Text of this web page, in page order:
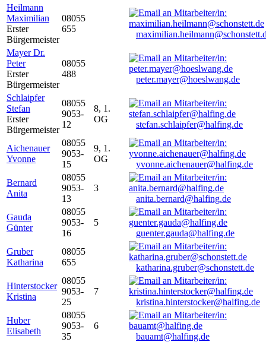
Heilmann
Maximilian
Erster
Bürgermeister
08055
655
Mayer Dr.
Peter
Erster
Bürgermeister
08055
488
peter.mayer@hoeslwang.de
Schlaipfer
Stefan
Erster
Bürgermeister
08055
9053-
12
8, 1.
OG
stefan.schlaipfer@halfing.de
Aichenauer
Yvonne
08055
9053-
15
9, 1.
OG
yvonne.aichenauer@halfing.de
Bernard
Anita
08055
9053-
13
3
anita.bernard@halfing.de
Gauda
Günter
08055
9053-
16
5
guenter.gauda@halfing.de
Gruber
Katharina
08055
655
katharina.gruber@schonstett.de
Hinterstocker
Kristina
08055
9053-
25
7
kristina.hinterstocker@halfing.de
Huber
Elisabeth
08055
9053-
35
6
bauamt@halfing.de